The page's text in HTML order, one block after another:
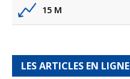
15 M
LES ARTICLES EN LIGNE